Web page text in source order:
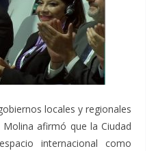
locales y regionales
afirmó que la Ciudad
internacional como